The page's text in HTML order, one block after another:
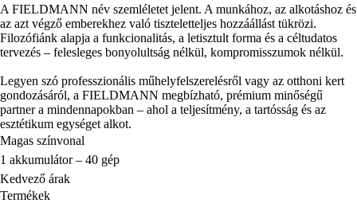
A FIELDMANN név szemléletet jelent. A munkához, az alkotáshoz és
az azt végző emberekhez való tiszteletteljes hozzáállást tükrözi.
Filozófiánk alapja a funkcionalitás, a letisztult forma és a céltudatos
tervezés – felesleges bonyolultság nélkül, kompromisszumok nélkül.
Legyen szó professzionális műhelyfelszerelésről vagy az otthoni kert
gondozásáról, a FIELDMANN megbízható, prémium minőségű
partner a mindennapokban – ahol a teljesítmény, a tartósság és az
esztétikum egységet alkot.
Magas színvonal
1 akkumulátor – 40 gép
Kedvező árak
Termékek